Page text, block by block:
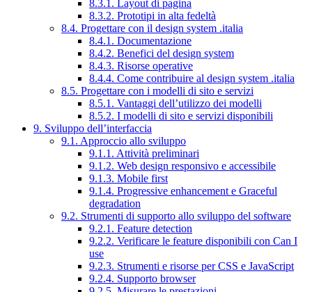
8.3.1. Layout di pagina
8.3.2. Prototipi in alta fedeltà
8.4. Progettare con il design system .italia
8.4.1. Documentazione
8.4.2. Benefici del design system
8.4.3. Risorse operative
8.4.4. Come contribuire al design system .italia
8.5. Progettare con i modelli di sito e servizi
8.5.1. Vantaggi dell’utilizzo dei modelli
8.5.2. I modelli di sito e servizi disponibili
9. Sviluppo dell’interfaccia
9.1. Approccio allo sviluppo
9.1.1. Attività preliminari
9.1.2. Web design responsivo e accessibile
9.1.3. Mobile first
9.1.4. Progressive enhancement e Graceful
degradation
9.2. Strumenti di supporto allo sviluppo del software
9.2.1. Feature detection
9.2.2. Verificare le feature disponibili con Can I
use
9.2.3. Strumenti e risorse per CSS e JavaScript
9.2.4. Supporto browser